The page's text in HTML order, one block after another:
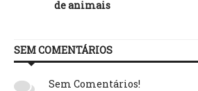
de animais
SEM COMENTÁRIOS
Sem Comentários!